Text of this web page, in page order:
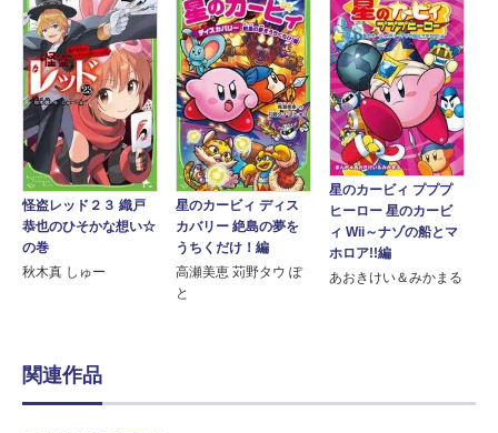
怪盗レッド２３ 織戸
恭也のひそかな想い☆
の巻
秋木真 しゅー
星のカービィ ディス
カバリー 絶島の夢を
うちくだけ！編
高瀬美恵 苅野タウ ぽ
と
星のカービィ プププ
ヒーロー 星のカービ
ィ Wii～ナゾの船とマ
ホロア!!編
あおきけい＆みかまる
関連作品